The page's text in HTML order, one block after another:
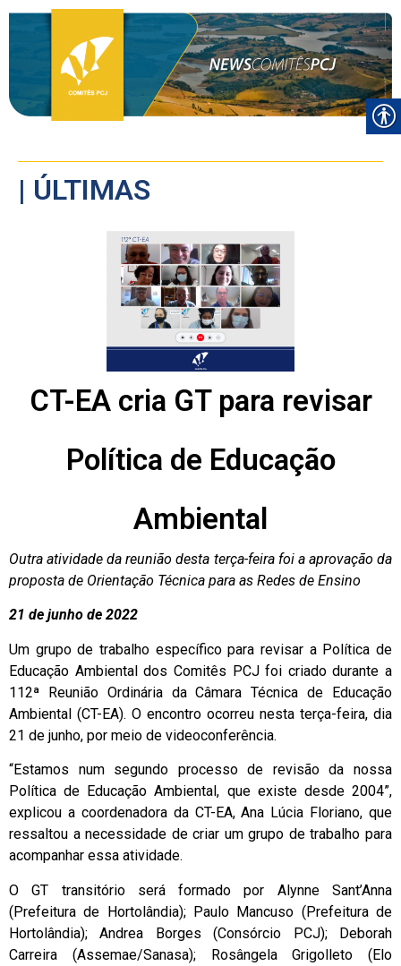
| ÚLTIMAS
CT-EA cria GT para revisar
Política de Educação
Ambiental
Outra atividade da reunião desta terça-feira foi a aprovação da
proposta de Orientação Técnica para as Redes de Ensino
21 de junho de 2022
Um grupo de trabalho específico para revisar a Política de
Educação Ambiental dos Comitês PCJ foi criado durante a
112ª Reunião Ordinária da Câmara Técnica de Educação
Ambiental (CT-EA). O encontro ocorreu nesta terça-feira, dia
21 de junho, por meio de videoconferência.
“Estamos num segundo processo de revisão da nossa
Política de Educação Ambiental, que existe desde 2004”,
explicou a coordenadora da CT-EA, Ana Lúcia Floriano, que
ressaltou a necessidade de criar um grupo de trabalho para
acompanhar essa atividade.
O GT transitório será formado por Alynne Sant’Anna
(Prefeitura de Hortolândia); Paulo Mancuso (Prefeitura de
Hortolândia); Andrea Borges (Consórcio PCJ); Deborah
Carreira (Assemae/Sanasa); Rosângela Grigolleto (Elo